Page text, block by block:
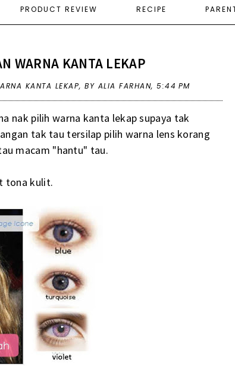
PRODUCT REVIEW RECIPE
WARNA KANTA LEKAP
KANTA LEKAP,BY ALIA FARHAN,5:44 PM
nak pilih warna kanta lekap supaya tak
tak tau tersilap pilih warna lens korang
macam "hantu" tau.
tona kulit.